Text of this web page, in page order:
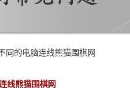
同的电脑连线熊猫围棋网
线熊猫围棋网